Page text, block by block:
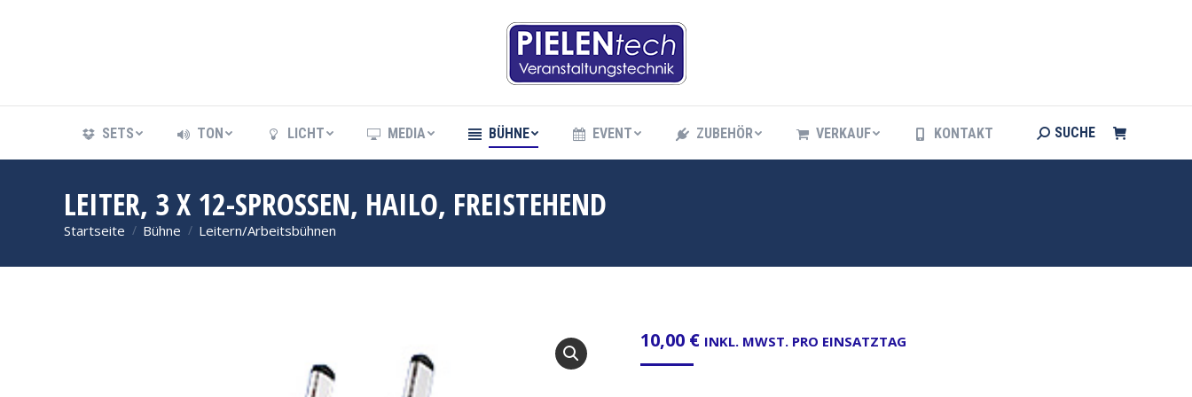
SETS TON LICHT MEDIA BÜHNE EVENT ZUBEHÖR VERKAUF KONTAKT Search:
SUCHE
LEITER, 3 X 12-SPROSSEN, HAILO, FREISTEHEND
Sie befinden sich hier:
Startseite Bühne Leitern/Arbeitsbühnen
10,00 € INKL. MWST. PRO EINSATZTAG
BÜHNE EVENT